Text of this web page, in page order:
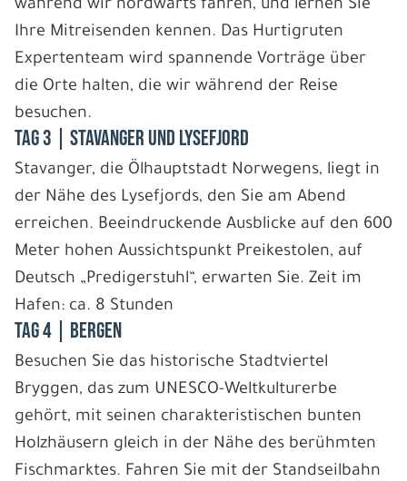
während wir nordwärts fahren, und lernen Sie
Ihre Mitreisenden kennen. Das Hurtigruten
Expertenteam wird spannende Vorträge über
die Orte halten, die wir während der Reise
besuchen.
Tag 3 | Stavanger und Lysefjord
Stavanger, die Ölhauptstadt Norwegens, liegt in
der Nähe des Lysefjords, den Sie am Abend
erreichen. Beeindruckende Ausblicke auf den 600
Meter hohen Aussichtspunkt Preikestolen, auf
Deutsch „Predigerstuhl“, erwarten Sie. Zeit im
Hafen: ca. 8 Stunden
Tag 4 | Bergen
Besuchen Sie das historische Stadtviertel
Bryggen, das zum UNESCO-Weltkulturerbe
gehört, mit seinen charakteristischen bunten
Holzhäusern gleich in der Nähe des berühmten
Fischmarktes. Fahren Sie mit der Standseilbahn